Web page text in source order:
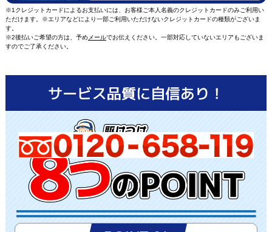
※1クレジットカードによるお支払いには、お客様ご本人名義のクレジットカードのみご利用い
ただけます。※エリアなどにより一部ご利用いただけないクレジットカードの種類がございま
す。
※2後払いご希望の方は、予めメールでお伝えください。一部対応していないエリアもございま
すのでご了承ください。